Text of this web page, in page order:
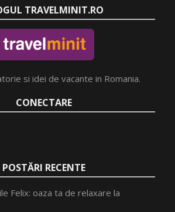
TRAVELMINIT.RO
si idei de vacante in Romania.
CONECTARE
POSTĂRI RECENTE
Felix: oaza ta de relaxare la